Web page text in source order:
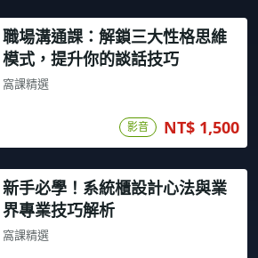
職場溝通課：解鎖三大性格思維
模式，提升你的談話技巧
窩課精選
影音 NT$ 1,500
新手必學！系統櫃設計心法與業
界專業技巧解析
窩課精選